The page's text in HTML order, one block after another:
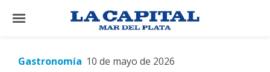
×
Gastronomía 10 de mayo de 2026